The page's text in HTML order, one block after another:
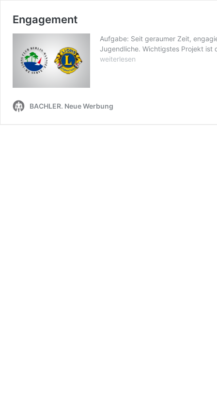
Engagement
Aufgabe: Seit geraumer Zeit,
Jugendliche. Wichtigstes Projekt ist
weiterlesen
BACHLER. Neue Werbung